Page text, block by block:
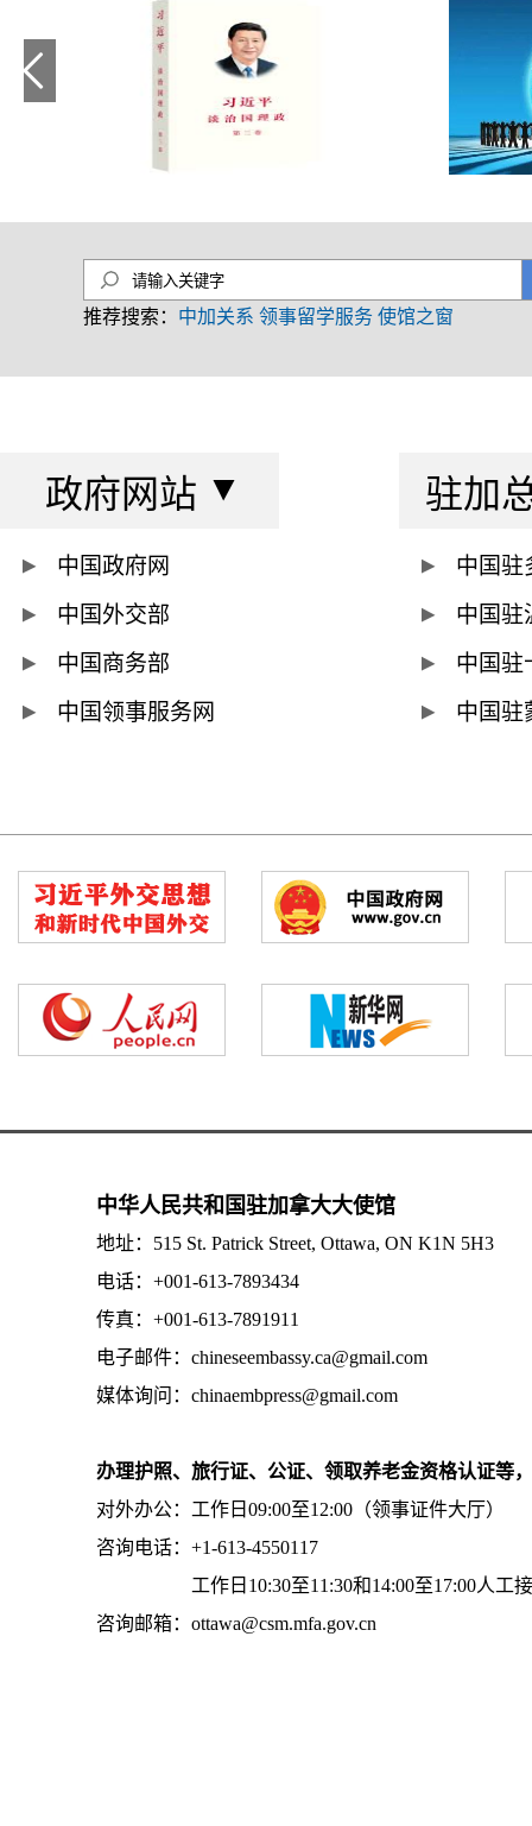
推荐搜索： 中加关系 领事留学服务 使馆之窗
政府网站
中国政府网
中国外交部
中国商务部
中国领事服务网
驻加
中国驻
中国驻
中国驻
中国驻
中华人民共和国驻加拿大大使馆
地址：515 St. Patrick Street, Ottawa, ON K1N 5H3
电话：+001-613-7893434
传真：+001-613-7891911
电子邮件：chineseembassy.ca@gmail.com
媒体询问：chinaembpress@gmail.com
办理护照、旅行证、公证、领取养老金资格认证等
对外办公：工作日09:00至12:00（领事证件大厅）
咨询电话：+1-613-4550117
工作日10:30至11:30和14:00至17:00人工
咨询邮箱：ottawa@csm.mfa.gov.cn